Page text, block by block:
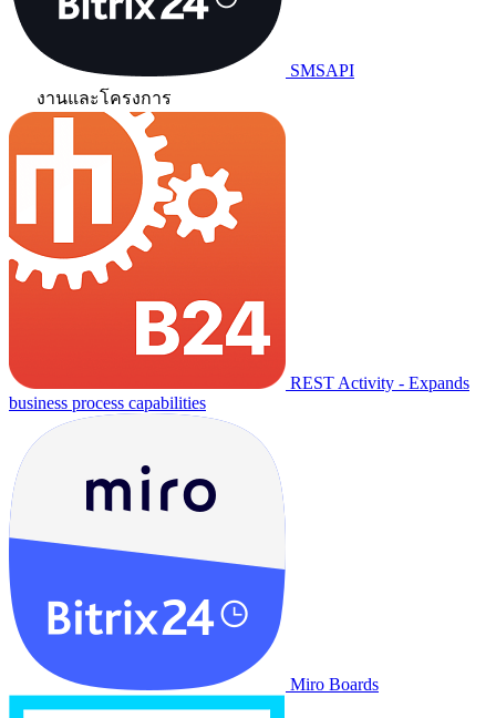
SMSAPI
งานและโครงการ
REST Activity - Expands
business process capabilities
Miro Boards